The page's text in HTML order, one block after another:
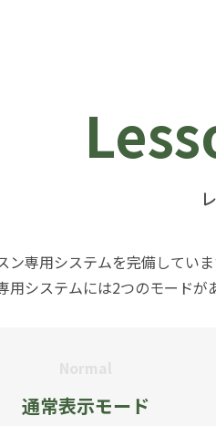
ン専用システムを完備して
用システムには2つのモードが
通常表示モード